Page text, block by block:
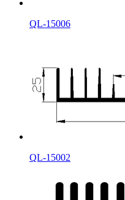
QL-15006
QL-15002